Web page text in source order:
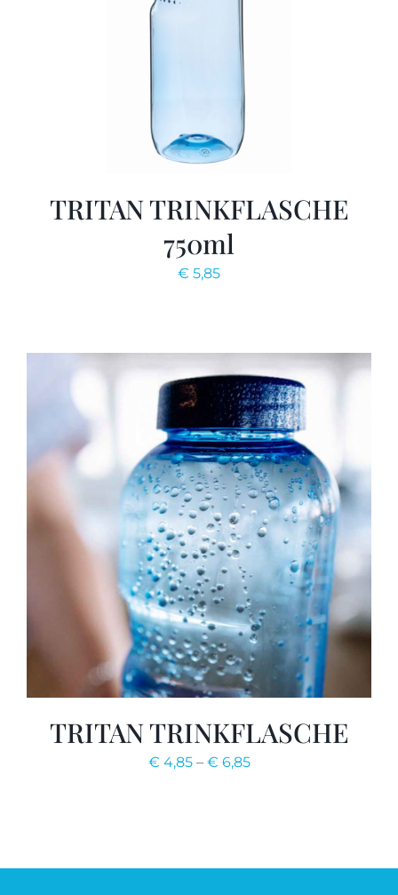
TRITAN TRINKFLASCHE
750ml
€ 5,85
TRITAN TRINKFLASCHE
€ 4,85– € 6,85